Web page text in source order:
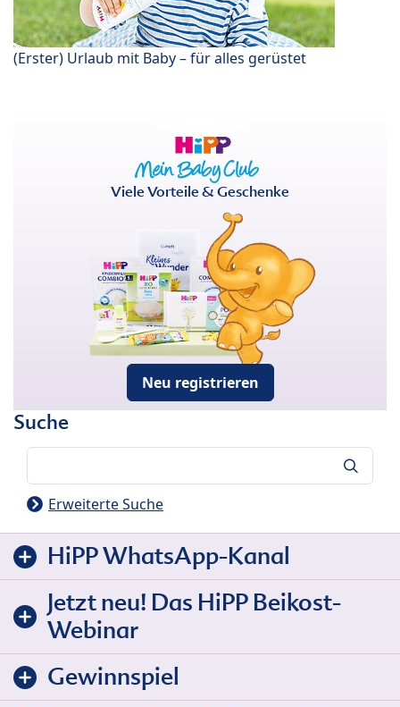
(Erster) Urlaub mit Baby – für alles gerüstet
Viele Vorteile & Geschenke
Neu registrieren
Suche
Erweiterte Suche
HiPP WhatsApp-Kanal
Jetzt neu! Das HiPP Beikost-
Webinar
Gewinnspiel